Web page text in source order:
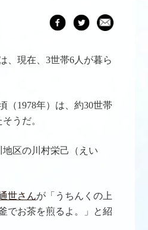
、現在、3世帯6人が暮ら
（1978年）は、約30世帯
うだ。
区の川村栄己（えい
世さんが「うちんくの上
でお茶を煎るよ。」と紹